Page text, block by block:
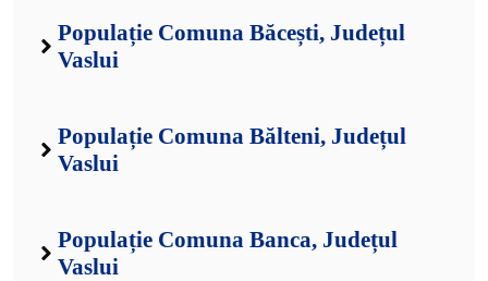
Populație Comuna Băcești, Județul
Vaslui
Populație Comuna Bălteni, Județul
Vaslui
Populație Comuna Banca, Județul
Vaslui